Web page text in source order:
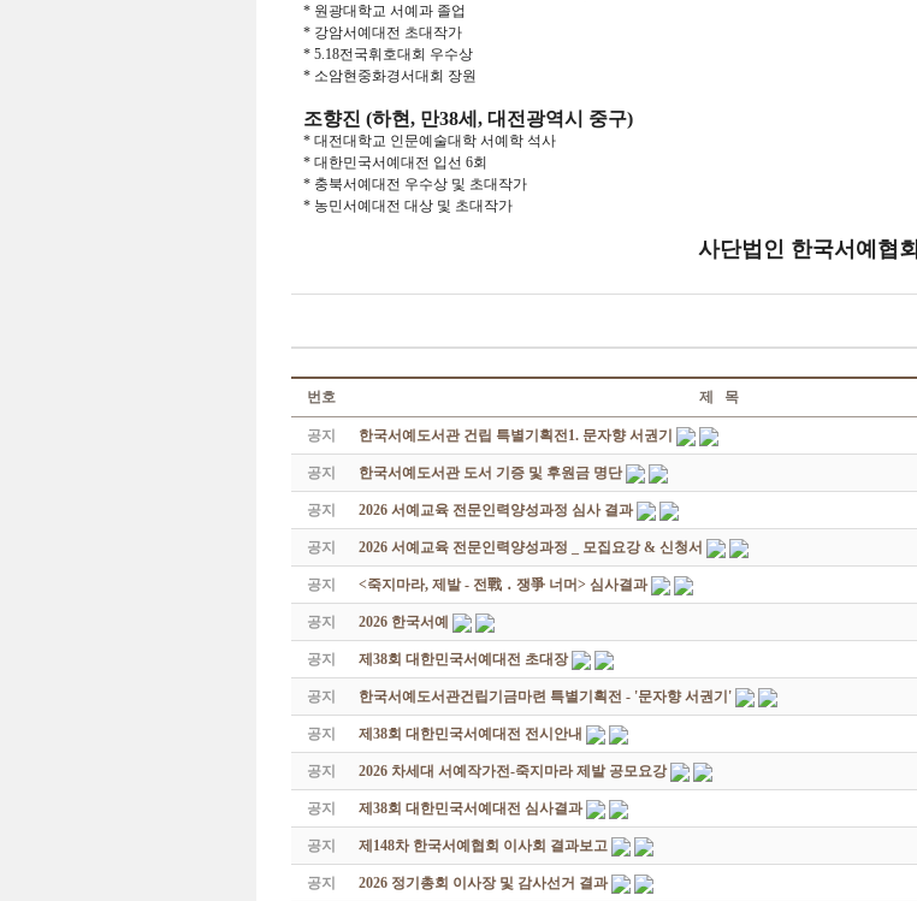
* 원광대학교 서예과 졸업
* 강암서예대전 초대작가
* 5.18전국휘호대회 우수상
* 소암현중화경서대회 장원
조향진 (하현, 만38세, 대전광역시 중구)
* 대전대학교 인문예술대학 서예학 석사
* 대한민국서예대전 입선 6회
* 충북서예대전 우수상 및 초대작가
* 농민서예대전 대상 및 초대작가
사단법인 한국서예협회
번호 제 목
공지 한국서예도서관 건립 특별기획전1. 문자향 서권기
공지 한국서예도서관 도서 기증 및 후원금 명단
공지 2026 서예교육 전문인력양성과정 심사 결과
공지 2026 서예교육 전문인력양성과정 _ 모집요강 & 신청서
공지 <죽지마라, 제발 - 전戰 ․ 쟁爭 너머> 심사결과
공지 2026 한국서예
공지 제38회 대한민국서예대전 초대장
공지 한국서예도서관건립기금마련 특별기획전 - '문자향 서권기'
공지 제38회 대한민국서예대전 전시안내
공지 2026 차세대 서예작가전-죽지마라 제발 공모요강
공지 제38회 대한민국서예대전 심사결과
공지 제148차 한국서예협회 이사회 결과보고
공지 2026 정기총회 이사장 및 감사선거 결과